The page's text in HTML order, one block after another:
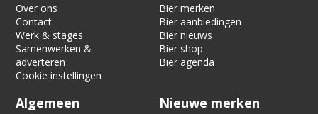
Over ons
Contact
Werk & stages
Samenwerken &
adverteren
Cookie instellingen
Bier merken
Bier aanbiedingen
Bier nieuws
Bier shop
Bier agenda
Algemeen Nieuwe merken